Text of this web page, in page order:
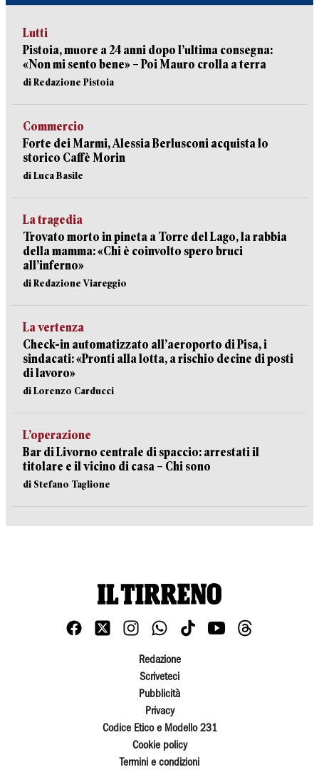
Lutti
Pistoia, muore a 24 anni dopo l’ultima consegna:
«Non mi sento bene» – Poi Mauro crolla a terra
di Redazione Pistoia
Commercio
Forte dei Marmi, Alessia Berlusconi acquista lo
storico Caffè Morin
di Luca Basile
La tragedia
Trovato morto in pineta a Torre del Lago, la rabbia
della mamma: «Chi è coinvolto spero bruci
all’inferno»
di Redazione Viareggio
La vertenza
Check-in automatizzato all’aeroporto di Pisa, i
sindacati: «Pronti alla lotta, a rischio decine di posti
di lavoro»
di Lorenzo Carducci
L’operazione
Bar di Livorno centrale di spaccio: arrestati il
titolare e il vicino di casa – Chi sono
di Stefano Taglione
Redazione
Scriveteci
Pubblicità
Privacy
Codice Etico e Modello 231
Cookie policy
Termini e condizioni